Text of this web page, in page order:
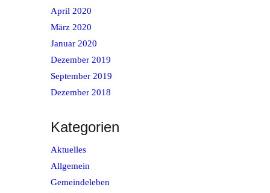
April 2020
März 2020
Januar 2020
Dezember 2019
September 2019
Dezember 2018
Kategorien
Aktuelles
Allgemein
Gemeindeleben